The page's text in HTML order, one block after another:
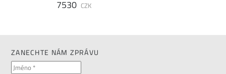
7530 CZK
ZANECHTE NÁM ZPRÁVU